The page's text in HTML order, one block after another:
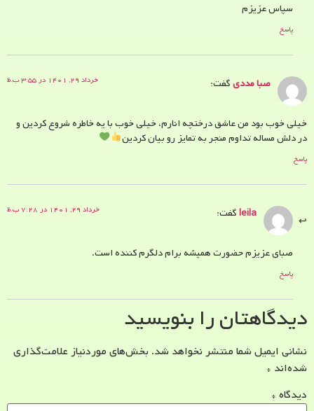
سپاس عزیزم
پاسخ
صبا مددیگفت: خرداد ۲۹, ۱۴۰۱ در ۳:۵۵ ب.ظ
خیلی خوب بود من عاشق درختچه انارم، خیلی خوب با یه خاطره شروع کردین و
در دلش مساله تداوم منجر به تمایز رو بیان کردین
پاسخ
leilaگفت: خرداد ۲۹, ۱۴۰۱ در ۷:۲۸ ب.ظ
صبای عزیزم حضورت همیشه برام دلگرم کننده است.
پاسخ
دیدگاهتان را بنویسید
نشانی ایمیل شما منتشر نخواهد شد. بخش‌های موردنیاز علامت‌گذاری
شده‌اند *
دیدگاه *